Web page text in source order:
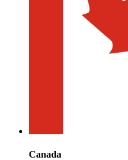
Canada